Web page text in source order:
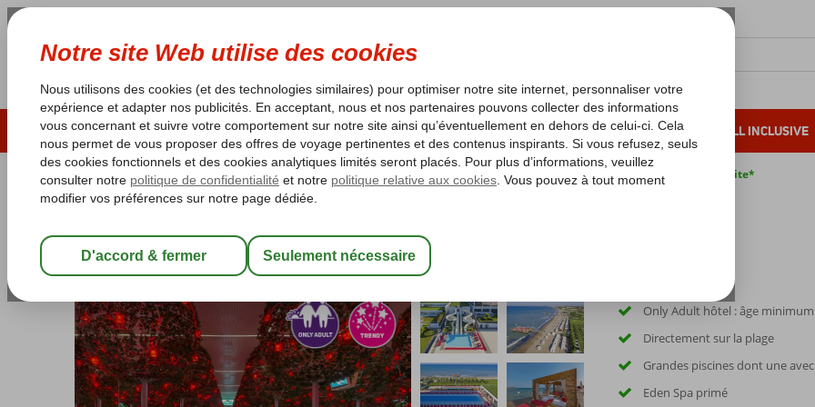
ÉTÉ 2026 LAST MINUTES SOLEIL D'HIVER VACANCES AU SOLEIL ALL INCLUSIVE
Les garanties de vacances Garantie du prix le plus bas* Pas de surcharge carburant Annulation gratuite*
Adam & Eve
Only Adult hôtel : âge
Directement sur la plage
Grandes piscines dont une
Eden Spa primé